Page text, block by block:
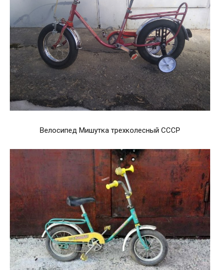
Велосипед Мишутка трехколесный СССР